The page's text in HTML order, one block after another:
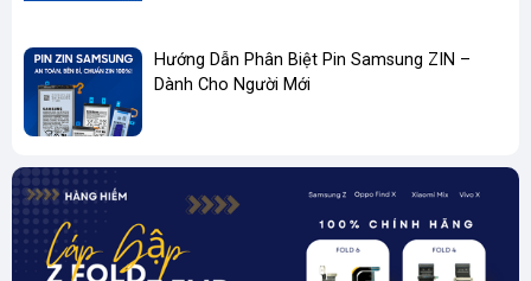
cáp kết nối Samsung A51
linh kiện Samsung A51
Hướng Dẫn Phân Biệt Pin Samsung ZIN –
Dành Cho Người Mới